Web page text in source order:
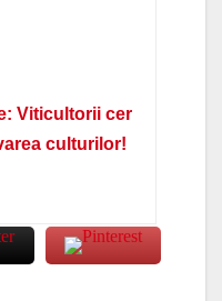
Viticultorii cer
culturilor!